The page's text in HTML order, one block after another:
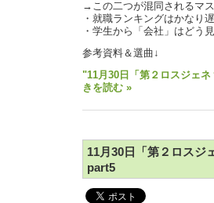
→この二つが混同されるマ
・就職ランキングはかなり
・学生から「会社」はどう
参考資料＆選曲↓
"11月30日「第２ロスジェ
きを読む »
11月30日「第２ロスジ
part5